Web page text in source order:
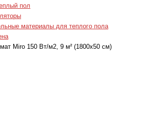
пол
материалы для теплого пола
Miro 150 Вт/м2, 9 м² (1800x50 см)